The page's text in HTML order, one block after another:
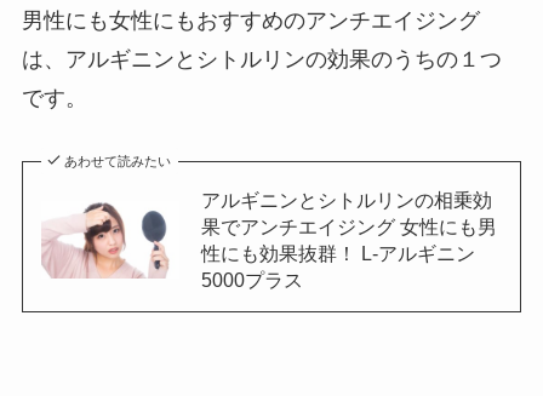
男性にも女性にもおすすめのアンチエイジング
は、アルギニンとシトルリンの効果のうちの１つ
です。
あわせて読みたい
アルギニンとシトルリンの相乗効
果でアンチエイジング 女性にも男
性にも効果抜群！ L-アルギニン
5000プラス